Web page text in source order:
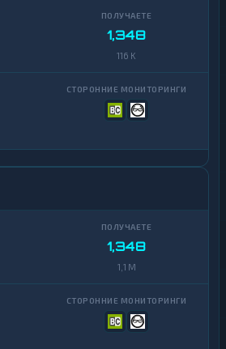
1,348
116 K
1,348
1,1 M